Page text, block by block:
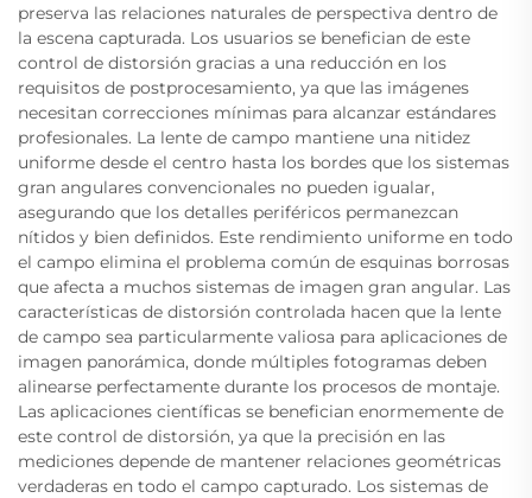
preserva las relaciones naturales de perspectiva dentro de
la escena capturada. Los usuarios se benefician de este
control de distorsión gracias a una reducción en los
requisitos de postprocesamiento, ya que las imágenes
necesitan correcciones mínimas para alcanzar estándares
profesionales. La lente de campo mantiene una nitidez
uniforme desde el centro hasta los bordes que los sistemas
gran angulares convencionales no pueden igualar,
asegurando que los detalles periféricos permanezcan
nítidos y bien definidos. Este rendimiento uniforme en todo
el campo elimina el problema común de esquinas borrosas
que afecta a muchos sistemas de imagen gran angular. Las
características de distorsión controlada hacen que la lente
de campo sea particularmente valiosa para aplicaciones de
imagen panorámica, donde múltiples fotogramas deben
alinearse perfectamente durante los procesos de montaje.
Las aplicaciones científicas se benefician enormemente de
este control de distorsión, ya que la precisión en las
mediciones depende de mantener relaciones geométricas
verdaderas en todo el campo capturado. Los sistemas de